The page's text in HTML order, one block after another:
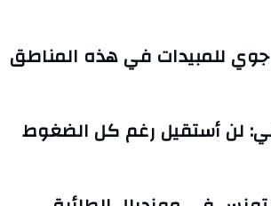
للمبيدات في هذه المناطق
لن أستقيل رغم كل الضغوط